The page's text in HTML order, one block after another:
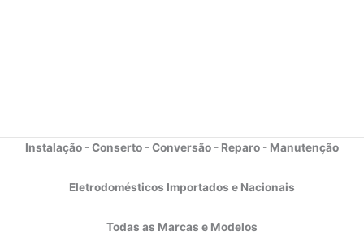
Instalação - Conserto - Conversão - Reparo - Manutenção
Eletrodomésticos Importados e Nacionais
Todas as Marcas e Modelos